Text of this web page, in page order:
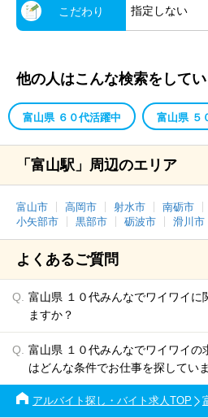
こだわり 指定しない
他の人はこんな検索をして
富山県 ６０代活躍中 富山県 ５
「富山駅」周辺のエリア
富山市 高岡市 射水市 南砺市
小矢部市
黒部市 砺波市 滑川市
よくあるご質問
富山県 １０代みんなでワイワイに
ますか？
富山県 １０代みんなでワイワイの
はどんな条件でお仕事を探してい
アルバイト探し・バイト求人TOP